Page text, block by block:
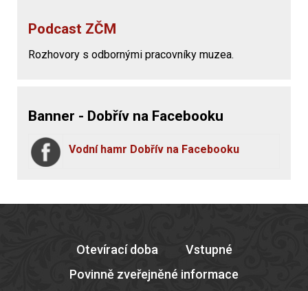
Podcast ZČM
Rozhovory s odbornými pracovníky muzea.
Banner - Dobřív na Facebooku
Vodní hamr Dobřív na Facebooku
Otevírací doba
Vstupné
Povinně zveřejněné informace